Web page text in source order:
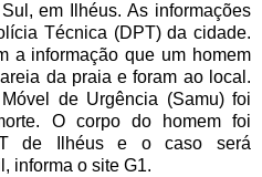
em Ilhéus. As informações
Técnica (DPT) da cidade.
a informação que um homem
da praia e foram ao local.
de Urgência (Samu) foi
O corpo do homem foi
de Ilhéus e o caso será
informa o site G1.